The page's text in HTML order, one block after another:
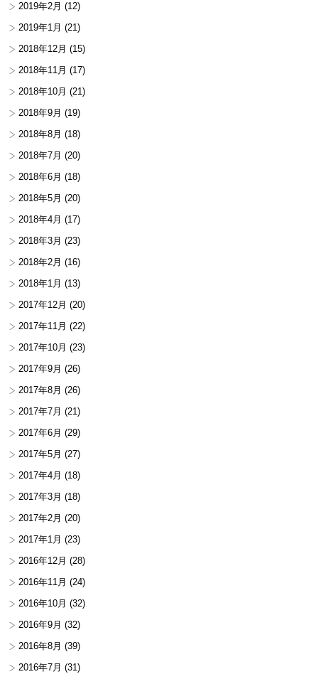
2019年2月 (12)
2019年1月 (21)
2018年12月 (15)
2018年11月 (17)
2018年10月 (21)
2018年9月 (19)
2018年8月 (18)
2018年7月 (20)
2018年6月 (18)
2018年5月 (20)
2018年4月 (17)
2018年3月 (23)
2018年2月 (16)
2018年1月 (13)
2017年12月 (20)
2017年11月 (22)
2017年10月 (23)
2017年9月 (26)
2017年8月 (26)
2017年7月 (21)
2017年6月 (29)
2017年5月 (27)
2017年4月 (18)
2017年3月 (18)
2017年2月 (20)
2017年1月 (23)
2016年12月 (28)
2016年11月 (24)
2016年10月 (32)
2016年9月 (32)
2016年8月 (39)
2016年7月 (31)